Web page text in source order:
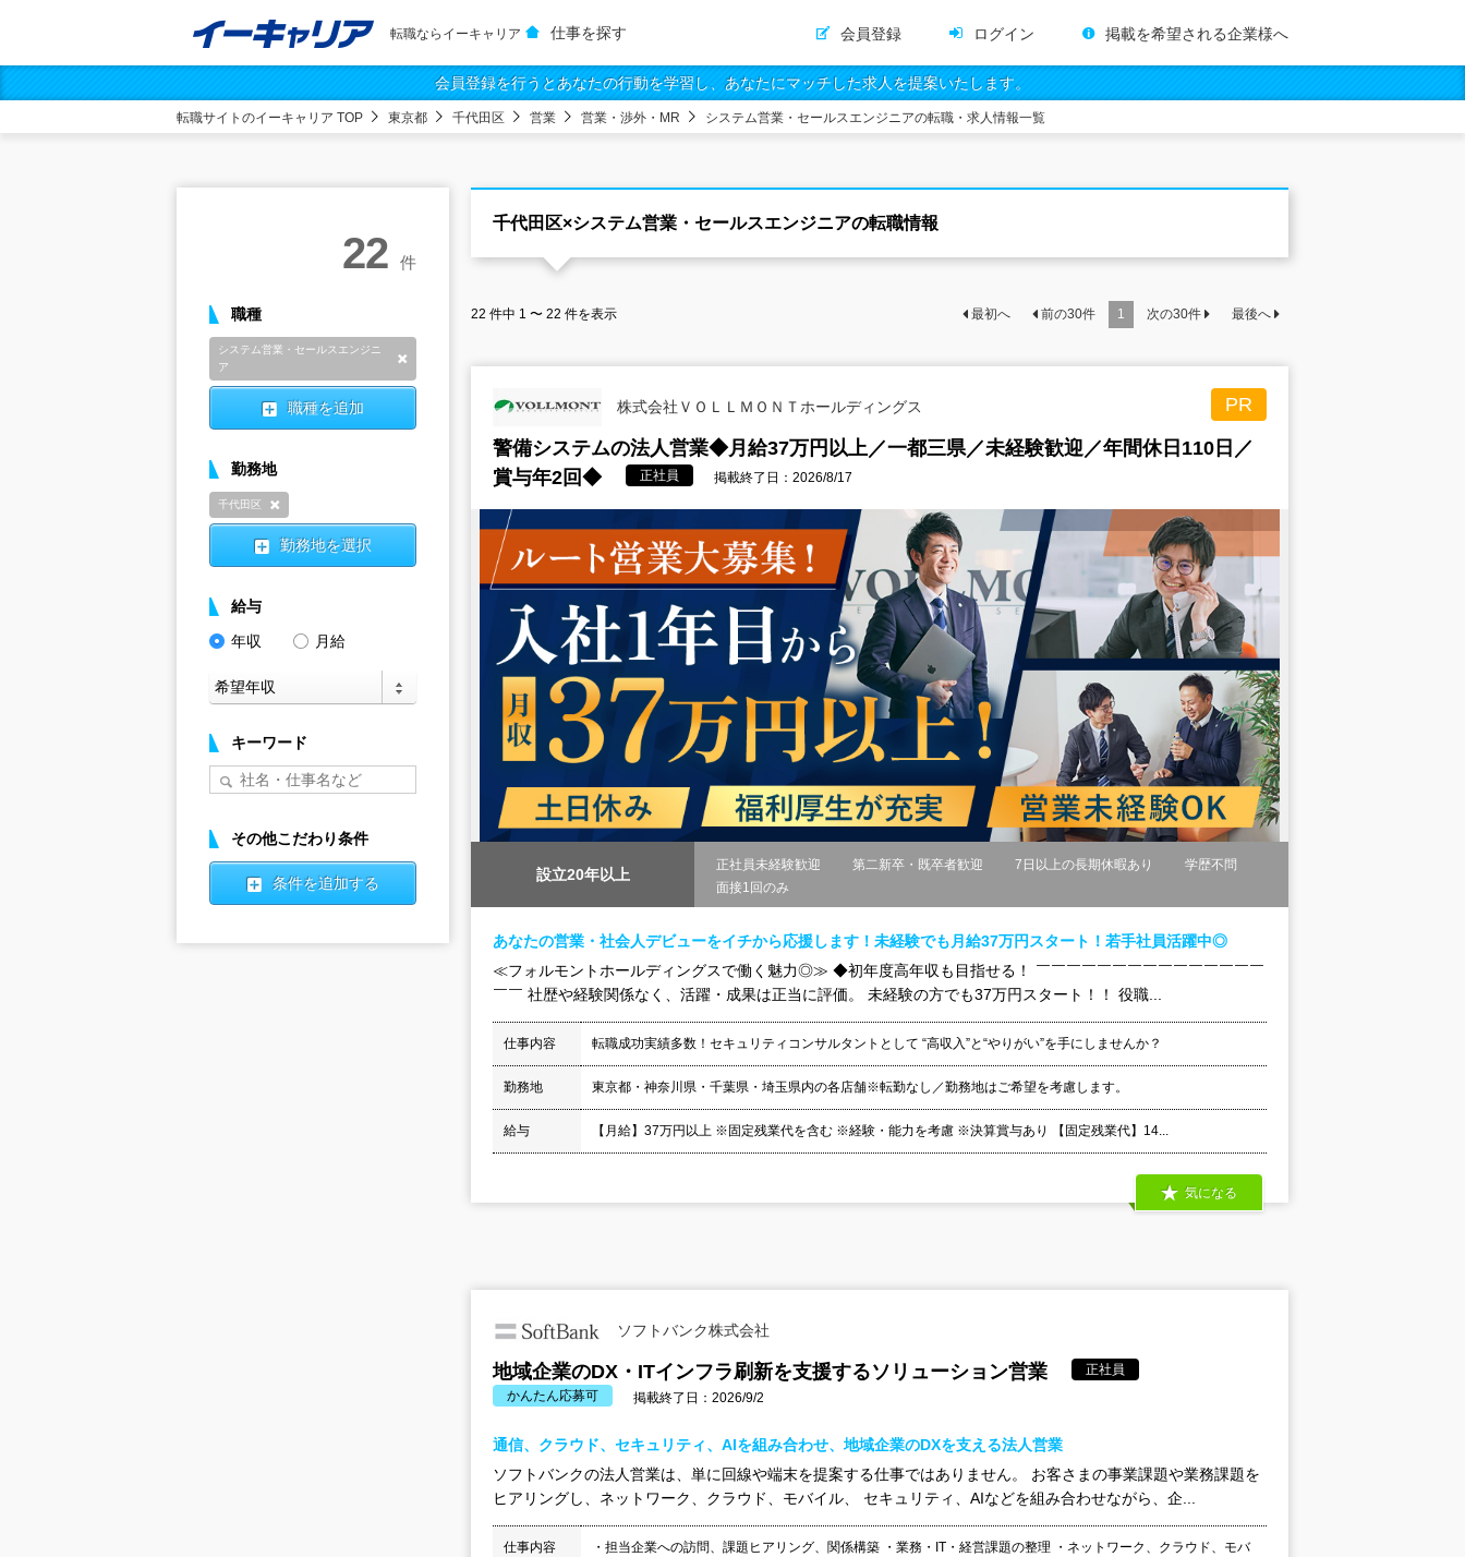
転職ならイーキャリア 仕事を探す 会員登録 ログイン 掲載を希望される企業様へ
会員登録を行うとあなたの行動を学習し、あなたにマッチした求人を提案いたします。
転職サイトのイーキャリア TOP 東京都 千代田区 営業 営業・渉外・MR システム営業・セールスエンジニアの転職・求人情報一覧
千代田区×システム営業・セールスエンジニアの転職情報
22 件中 1 〜 22 件を表示 最初へ 前の30件 1 次の30件 最後へ
株式会社ＶＯＬＬＭＯＮＴホールディングス
PR
警備システムの法人営業◆月給37万円以上／一都三県／未経験歓迎／年間休日110日／
賞与年2回◆
正社員 掲載終了日：2026/8/17
設立20年以上
正社員未経験歓迎 第二新卒・既卒者歓迎 7日以上の長期休暇あり
学歴不問
面接1回のみ
あなたの営業・社会人デビューをイチから応援します！未経験でも月給37万円スタート！若手社員活躍中◎
≪フォルモントホールディングスで働く魅力◎≫ ◆初年度高年収も目指せる！ ￣￣￣￣￣￣￣￣￣￣￣￣￣￣￣
￣￣ 社歴や経験関係なく、活躍・成果は正当に評価。 未経験の方でも37万円スタート！！ 役職...
仕事内容 転職成功実績多数！セキュリティコンサルタントとして “高収入”と“やりがい”を手にしませんか？
勤務地 東京都・神奈川県・千葉県・埼玉県内の各店舗※転勤なし／勤務地はご希望を考慮します。
給与 【月給】37万円以上 ※固定残業代を含む ※経験・能力を考慮 ※決算賞与あり 【固定残業代】14...
気になる
ソフトバンク株式会社
地域企業のDX・ITインフラ刷新を支援するソリューション営業
正社員
かんたん応募可
掲載終了日：2026/9/2
通信、クラウド、セキュリティ、AIを組み合わせ、地域企業のDXを支える法人営業
ソフトバンクの法人営業は、単に回線や端末を提案する仕事ではありません。 お客さまの事業課題や業務課題を
ヒアリングし、ネットワーク、クラウド、モバイル、 セキュリティ、AIなどを組み合わせながら、企...
仕事内容
・担当企業への訪問、課題ヒアリング、関係構築 ・業務・IT・経営課題の整理 ・ネットワーク、クラウド、モバ
22 件
職種
システム営業・セールスエンジニ
ア
職種を追加
勤務地
千代田区
勤務地を選択
給与
年収
月給
キーワード
その他こだわり条件
条件を追加する